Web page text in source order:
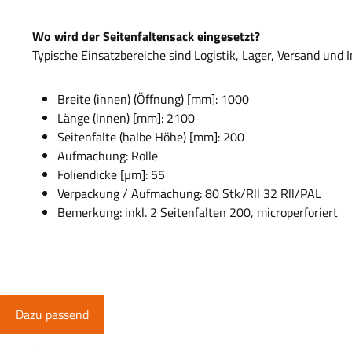
Wo wird der Seitenfaltensack eingesetzt?
Typische Einsatzbereiche sind Logistik, Lager, Versand und
Breite (innen) (Öffnung) [mm]: 1000
Länge (innen) [mm]: 2100
Seitenfalte (halbe Höhe) [mm]: 200
Aufmachung: Rolle
Foliendicke [µm]: 55
Verpackung / Aufmachung: 80 Stk/Rll 32 Rll/PAL
Bemerkung: inkl. 2 Seitenfalten 200, microperforiert
Dazu passend